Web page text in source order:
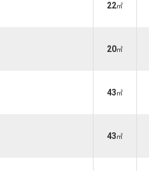
22㎡
20㎡
43㎡
43㎡